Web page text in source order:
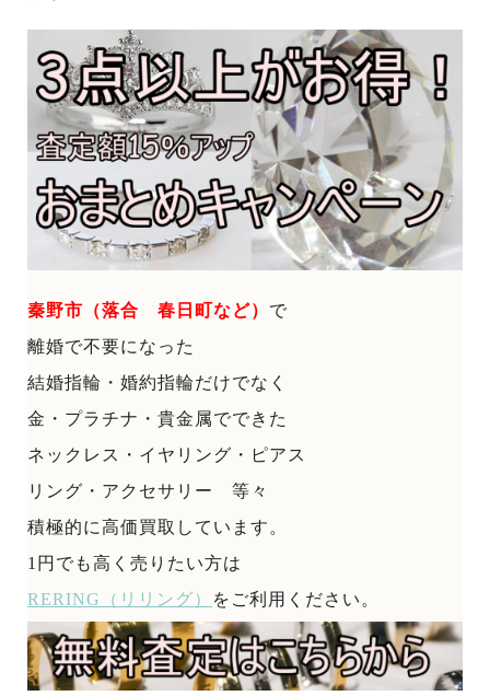
秦野市（落合 春日町など） で
離婚で不要になった
結婚指輪・婚約指輪だけでなく
金・プラチナ・貴金属でできた
ネックレス・イヤリング・ピアス
リング・アクセサリー 等々
積極的に高価買取しています。
1円でも高く売りたい方は
RERING（リリング）
をご利用ください。